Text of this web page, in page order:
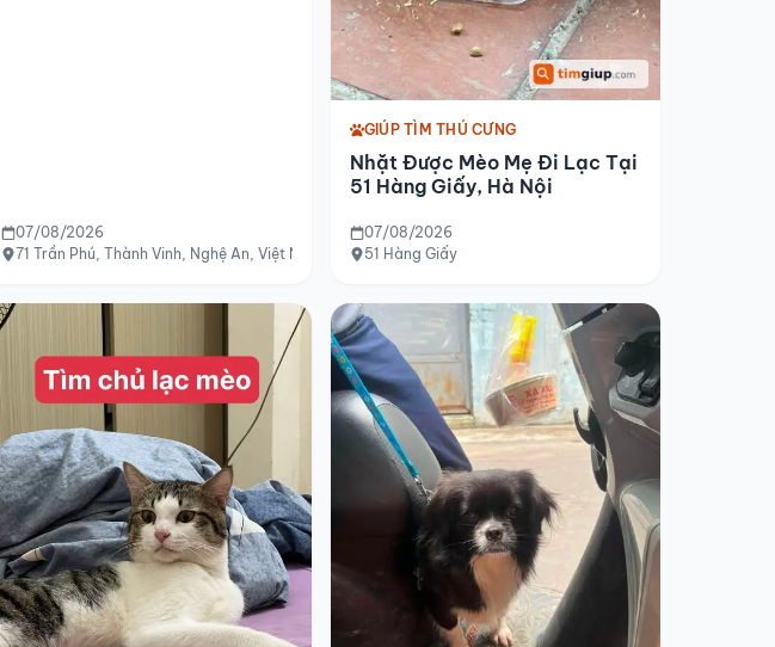
07/08/2026
71 Trần Phú, Thành Vinh, Nghệ An, Việt Nam
GIÚP TÌM THÚ CƯNG
Nhặt Được Mèo Mẹ Đi Lạc Tại
51 Hàng Giấy, Hà Nội
07/08/2026
51 Hàng Giấy